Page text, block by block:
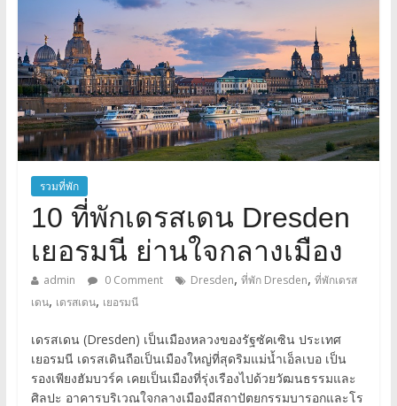
รวมที่พัก
10 ที่พักเดรสเดน Dresden
เยอรมนี ย่านใจกลางเมือง
admin 0 Comment Dresden, ที่พัก Dresden, ที่พักเดรส
เดน, เดรสเดน, เยอรมนี
เดรสเดน (Dresden) เป็นเมืองหลวงของรัฐซัคเซิน ประเทศ
เยอรมนี เดรสเดินถือเป็นเมืองใหญ่ที่สุดริมแม่น้ำเอ็ลเบอ เป็น
รองเพียงฮัมบวร์ค เคยเป็นเมืองที่รุ่งเรืองไปด้วยวัฒนธรรมและ
ศิลปะ อาคารบริเวณใจกลางเมืองมีสถาปัตยกรรมบารอกและโร